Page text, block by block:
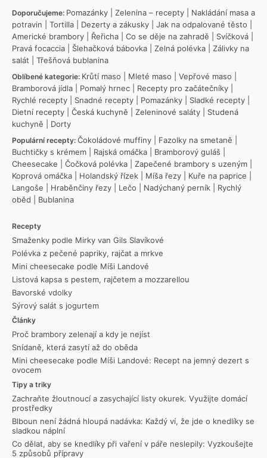
Doporučujeme: Pomazánky Zelenina – recepty
Nakládání masa a
potravin
Tortilla Dezerty a zákusky Jak na odpalované těsto
Americké brambory
Řeřicha Co se děje na zahradě Svíčková
Pravá focaccia
Šlehačková bábovka Zelná polévka
Zálivky na
salát
Třešňová bublanina
Oblíbené kategorie: Krůtí maso Mleté maso Vepřové maso
Bramborová jídla
Pomalý hrnec Recepty pro začátečníky
Rychlé recepty
Snadné recepty Pomazánky Sladké recepty
Dietní recepty
Česká kuchyně Zeleninové saláty
Studená
kuchyně
Dorty
Populární recepty: Čokoládové muffiny Fazolky na smetaně
Buchtičky s krémem
Rajská omáčka Bramborový guláš
Cheesecake
Čočková polévka Zapečené brambory s uzeným
Koprová omáčka
Holandský řízek Míša řezy Kuře na paprice
Langoše
Hraběnčiny řezy Lečo Nadýchaný perník
Rychlý
oběd
Bublanina
Recepty
Smaženky podle Mirky van Gils Slavíkové
Polévka z pečené papriky, rajčat a mrkve
Mini cheesecake podle Míši Landové
Listová kapsa s pestem, rajčetem a mozzarellou
Bavorské vdolky
Sýrový salát s jogurtem
Články
Proč brambory zelenají a kdy je nejíst
Snídaně, která zasytí až do oběda
Mini cheesecake podle Míši Landové: Recept na jemný dezert s
ovocem
Tipy a triky
Zachraňte žloutnoucí a zasychající listy okurek. Využijte domácí
prostředky
Blboun není žádná hloupá nadávka: Každý ví, že jde o knedlíky se
sladkou náplní
Co dělat, aby se knedlíky při vaření v páře neslepily: Vyzkoušejte
5 způsobů přípravy